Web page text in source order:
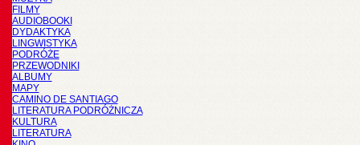
FILMY
AUDIOBOOKI
DYDAKTYKA
LINGWISTYKA
PODRÓŻE
PRZEWODNIKI
ALBUMY
MAPY
CAMINO DE SANTIAGO
LITERATURA PODRÓŻNICZA
KULTURA
LITERATURA